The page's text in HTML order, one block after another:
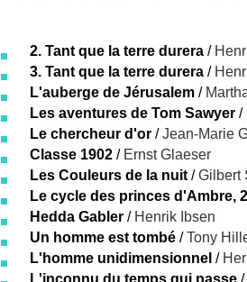
2. Tant que la terre durera /
3. Tant que la terre durera /
L'auberge de Jérusalem /
Les aventures de Tom Sawyer /
Le chercheur d'or /Jean-Marie
Classe 1902 / Ernst Glaeser
Les Couleurs de la nuit /Gilbert
Le cycle des princes d'Ambre,
Hedda Gabler / Henrik Ibsen
Un homme est tombé /Tony
L'homme unidimensionnel /
L'inconnu du temps qui passe /